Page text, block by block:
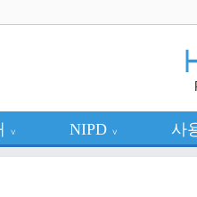
∨ NIPD ∨ 사